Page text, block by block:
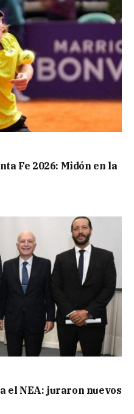
Fe 2026: Midón en la
el NEA: juraron nuevos